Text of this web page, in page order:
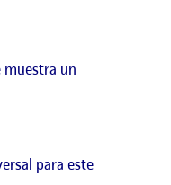
muestra un
para este